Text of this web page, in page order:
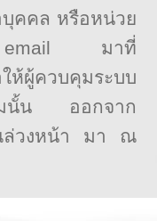
บุคคล หรือหน่วย
มาที่
ให้ผู้ควบคุมระบบ
มนั้น ออกจาก
ล่วงหน้า มา ณ